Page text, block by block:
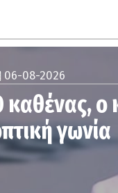
06-08-2026
καθένας, ο
γωνία